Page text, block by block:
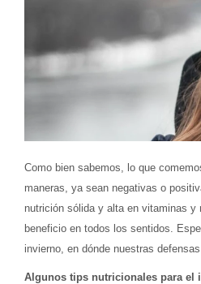
Como bien sabemos, lo que
maneras, ya sean negativas o
nutrición sólida y alta en vitaminas y
beneficio en todos los sentidos.
invierno, en dónde nuestras
Algunos tips nutricionales para el